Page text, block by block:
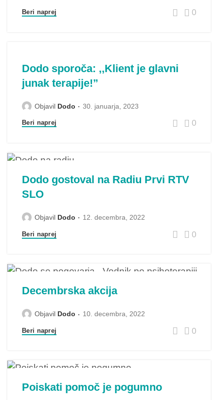
Beri naprej 0
Dodo sporoča: ,,Klient je glavni
junak terapije!”
Objavil Dodo 30. januarja, 2023
Beri naprej 0
Dodo gostoval na Radiu Prvi RTV
SLO
Objavil Dodo 12. decembra, 2022
Beri naprej 0
Decembrska akcija
Objavil Dodo 10. decembra, 2022
Beri naprej 0
Poiskati pomoč je pogumno